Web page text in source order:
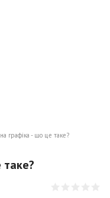
графіка - що це таке?